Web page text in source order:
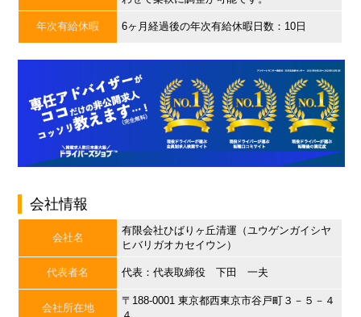
年次有給休暇 6ヶ月経過後の年次有給休暇日数：10日
会社情報
会社名
有限会社ひばりヶ丘清運（ユウゲンガイシヤ
ヒバリガオカセイウン）
代表者名 代表：代表取締役 下田 一夫
会社所在地
〒188-0001 東京都西東京市谷戸町３－５－４